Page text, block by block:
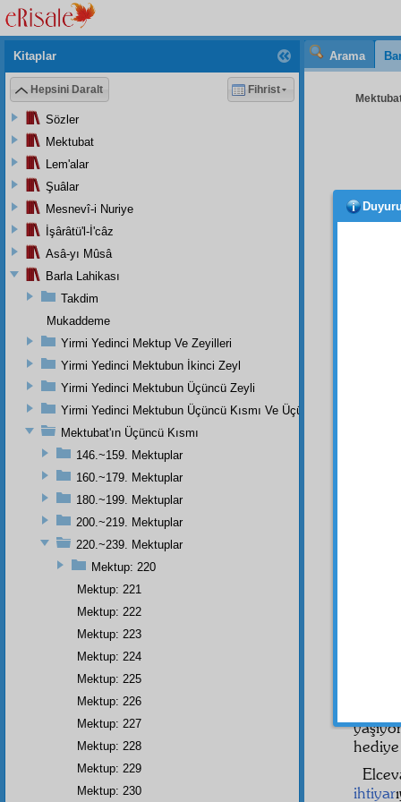
Arama
- 236
onun
ihtiyar
Kitaplar
Hepsini Daralt Fihrist
Sözler
Mektubat
Lem'alar
Şuâlar
Mesnevî-i Nuriye
İşârâtü'l-İ'câz
Asâ-yı Mûsâ
Barla Lahikası
Takdim
Mukaddeme
Yirmi Yedinci Mektup Ve Zeyilleri
Yirmi Yedinci Mektubun İkinci Zeyl
Yirmi Yedinci Mektubun Üçüncü Zeyli
Yirmi Yedinci Mektubun Üçüncü Kısmı Ve Üçüncü Zeylin
Mektubat'ın Üçüncü Kısmı
146.~159. Mektuplar
160.~179. Mektuplar
180.~199. Mektuplar
200.~219. Mektuplar
220.~239. Mektuplar
Mektup: 220
Mektup: 221
Mektup: 222
Mektup: 223
Mektup: 224
Mektup: 225
Mektup: 226
Mektup: 227
Mektup: 228
Mektup: 229
Mektup: 230
Duyuru